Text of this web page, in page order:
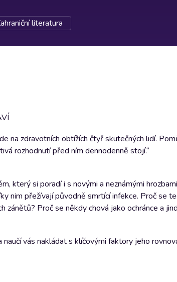
literatura
na zdravotních obtížích čtyř skutečných lidí.
rozhodnutí před ním dennodenně stojí.“
který si poradí i s novými a neznámými
nim přežívají původně smrtící infekce. Proč se
Proč se někdy chová jako ochránce a
vás nakládat s klíčovými faktory jeho